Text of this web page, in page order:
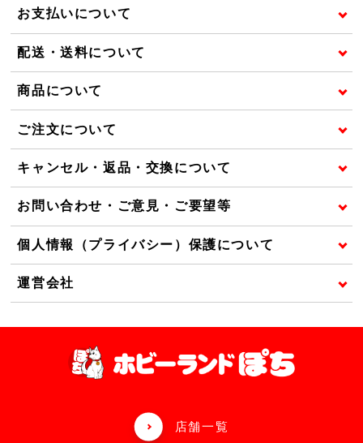
お支払いについて
配送・送料について
商品について
ご注文について
キャンセル・返品・交換について
お問い合わせ・ご意見・ご要望等
個人情報（プライバシー）保護について
運営会社
店舗一覧